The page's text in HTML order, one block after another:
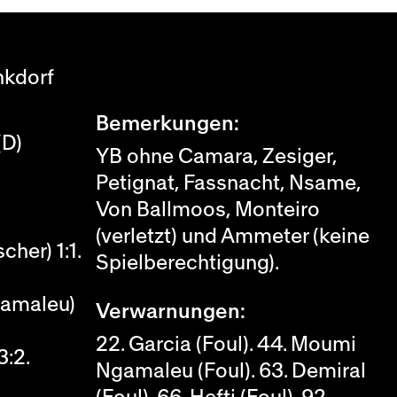
1:1.
Bemerkungen:
YB ohne Camara, Zesiger,
Petignat, Fassnacht, Nsame,
Von Ballmoos, Monteiro
(verletzt) und Ammeter (keine
Spielberechtigung).
Verwarnungen:
22. Garcia (Foul). 44. Moumi
Ngamaleu (Foul). 63. Demiral